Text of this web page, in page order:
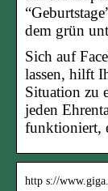
dem grün
Sich auf
lassen, hilft
Situation zu
jeden
funktioniert,
http s://